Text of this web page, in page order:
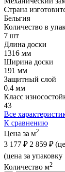
Страна
Бельгия
Количество в
7 шт
Длина доски
1316 мм
Ширина доски
191 мм
Защитный слой
0.4 мм
Класс
43
Все
К сравнению
Цена за м2
3 177 ₽ 2 859 ₽
(цена за упаковку
Количество м2